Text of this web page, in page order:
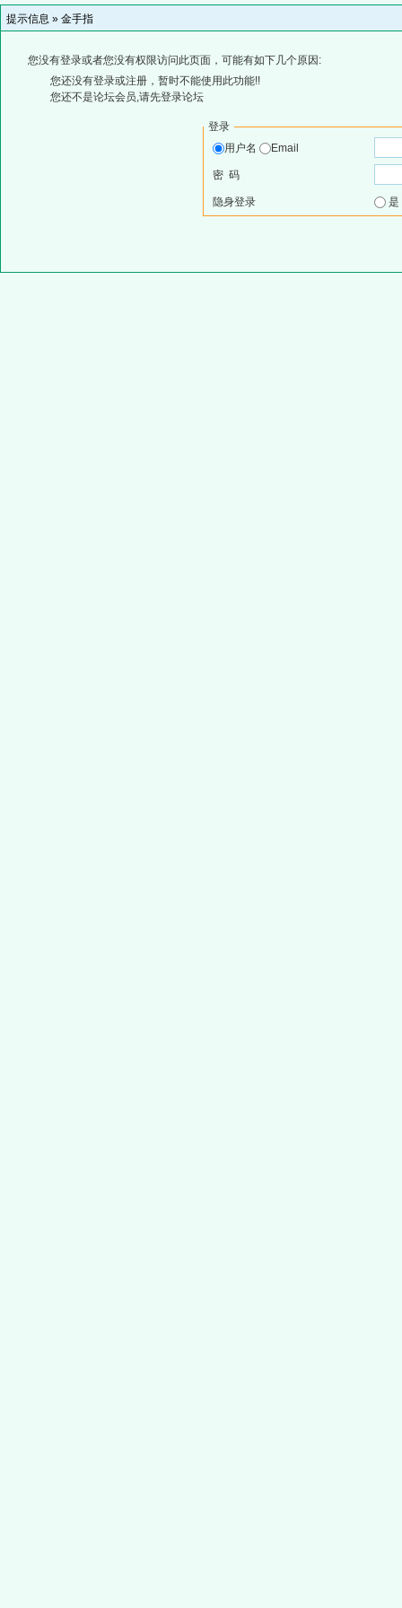
提示信息 » 金手指
您没有登录或者您没有权限访问此页面，可能有如下几个原因:
您还没有登录或注册，暂时不能使用此功能!!
您还不是论坛会员,请先登录论坛
登录
用户名
Email
密 码
隐身登录